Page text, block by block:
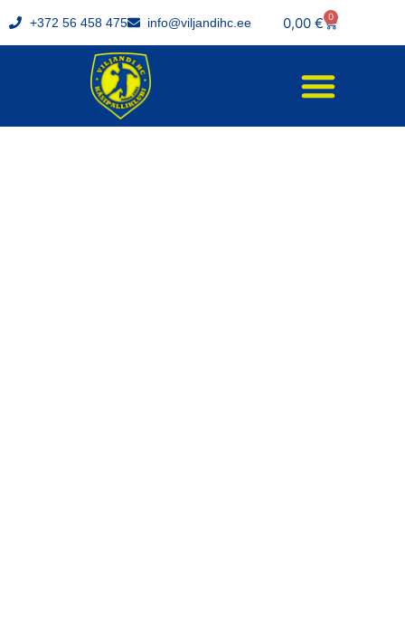
+372 56 458 475 info@viljandihc.ee 0,00 € 0